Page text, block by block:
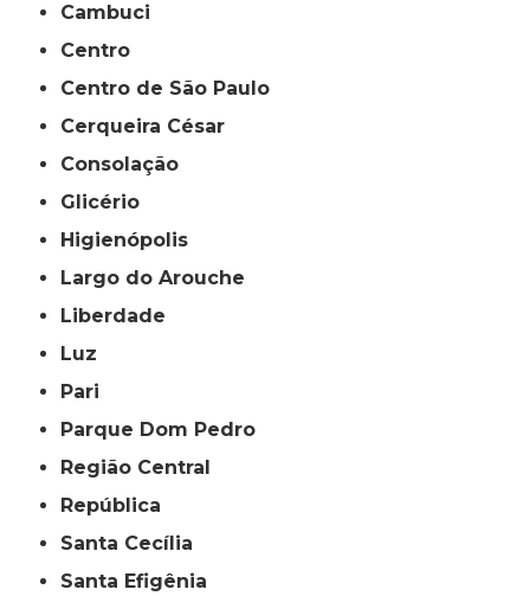
Cambuci
Centro
Centro de São Paulo
Cerqueira César
Consolação
Glicério
Higienópolis
Largo do Arouche
Liberdade
Luz
Pari
Parque Dom Pedro
Região Central
República
Santa Cecília
Santa Efigênia